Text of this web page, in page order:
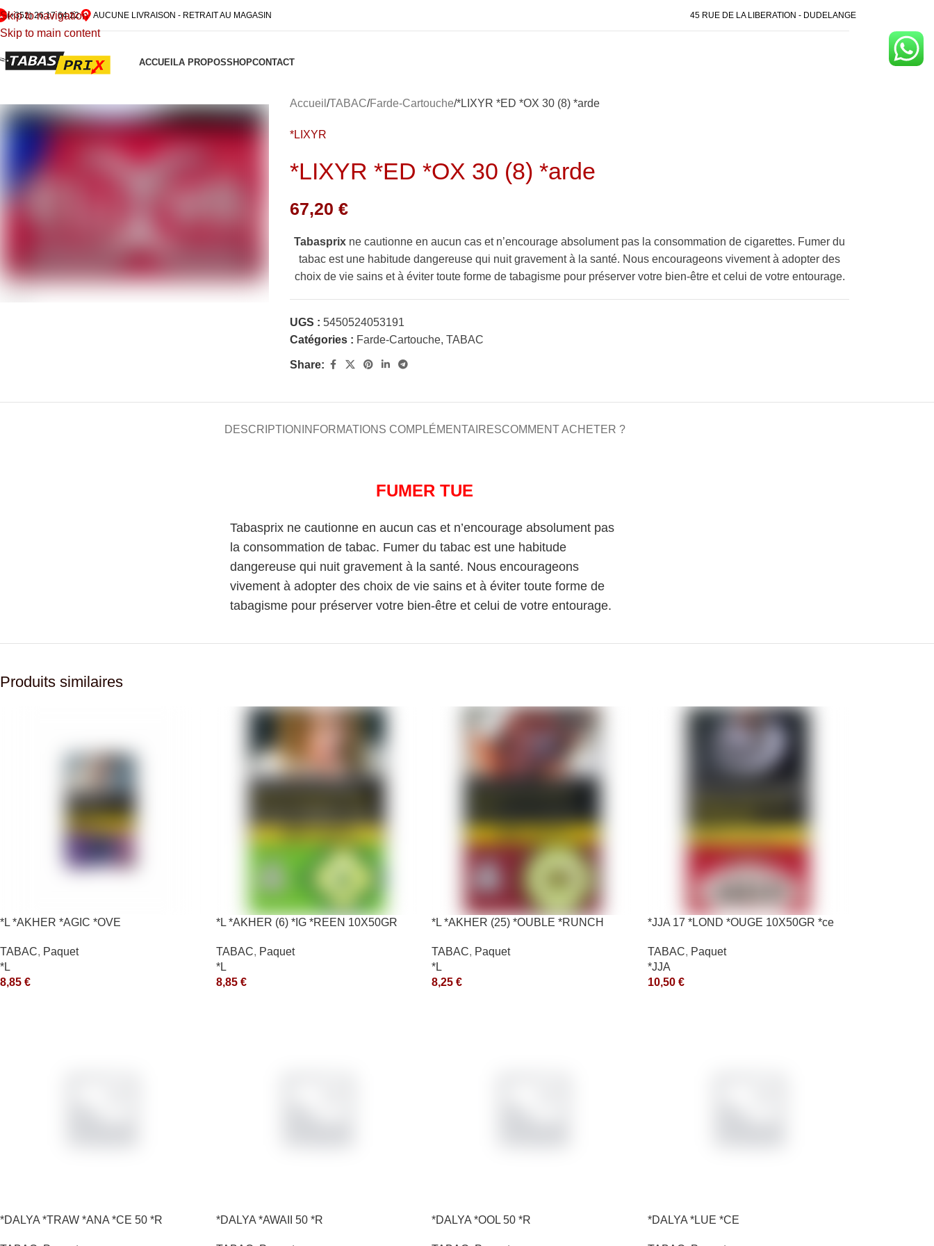
Skip to navigation
Skip to main content
(+352) 26 17 64 22 AUCUNE LIVRAISON - RETRAIT AU MAGASIN 45 RUE DE LA LIBERATION - DUDELANGE
ACCUEILA PROPOSSHOPCONTACT
Accueil TABAC Farde-Cartouche *LIXYR *ED *OX 30 (8) *arde
*LIXYR
*LIXYR *ED *OX 30 (8) *arde
67,20€
Tabasprix ne cautionne en aucun cas et n’encourage absolument pas la consommation de cigarettes. Fumer du
tabac est une habitude dangereuse qui nuit gravement à la santé. Nous encourageons vivement à adopter des
choix de vie sains et à éviter toute forme de tabagisme pour préserver votre bien-être et celui de votre entourage.
UGS :5450524053191
Catégories : Farde-Cartouche, TABAC
Share:
DESCRIPTION INFORMATIONS COMPLÉMENTAIRESCOMMENT ACHETER ?
FUMER TUE
Tabasprix ne cautionne en aucun cas et n’encourage absolument pas
la consommation de tabac. Fumer du tabac est une habitude
dangereuse qui nuit gravement à la santé. Nous encourageons
vivement à adopter des choix de vie sains et à éviter toute forme de
tabagisme pour préserver votre bien-être et celui de votre entourage.
Produits similaires
*L *AKHER *AGIC *OVE
TABAC, Paquet
*L
8,85 €
*L *AKHER (6) *IG *REEN 10X50GR
TABAC, Paquet
*L
8,85 €
*L *AKHER (25) *OUBLE *RUNCH
TABAC, Paquet
*L
8,25 €
*JJA 17 *LOND *OUGE 10X50GR *ce
TABAC, Paquet
*JJA
10,50 €
*DALYA *TRAW *ANA *CE 50 *R *DALYA *AWAII 50 *R *DALYA *OOL 50 *R *DALYA *LUE *CE